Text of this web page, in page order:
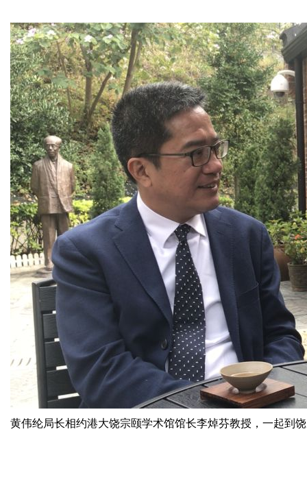
黄伟纶局长相约港大饶宗颐学术馆馆长李焯芬教授，一起到